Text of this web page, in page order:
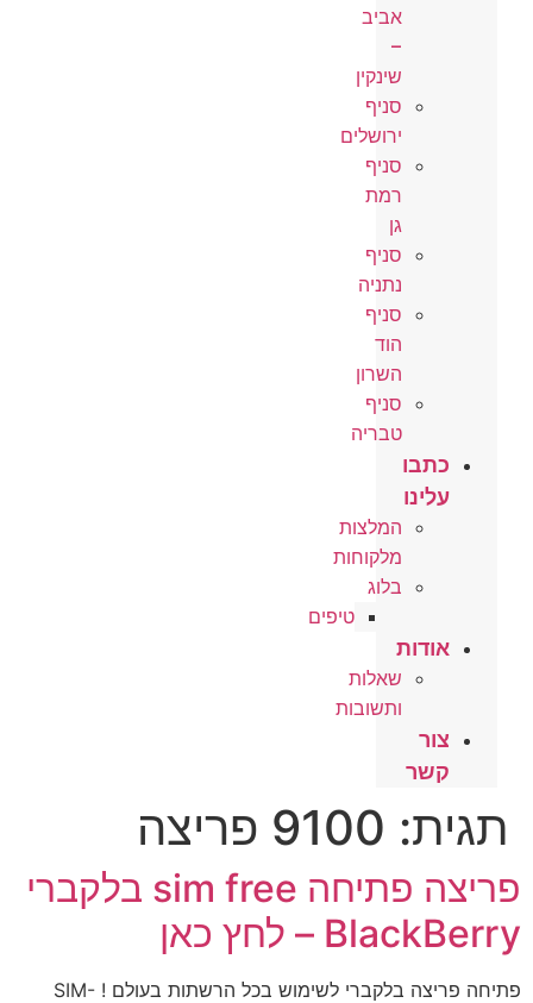
אביב
–
שינקין
סניף
ירושלים
סניף
רמת
גן
סניף
נתניה
סניף
הוד
השרון
סניף
טבריה
כתבו
עלינו
המלצות
מלקוחות
בלוג
טיפים
אודות
שאלות
ותשובות
צור
קשר
תגית: 9100 פריצה
פריצה פתיחה sim free בלקברי
BlackBerry – לחץ כאן
פתיחה פריצה בלקברי לשימוש בכל הרשתות בעולם ! SIM-